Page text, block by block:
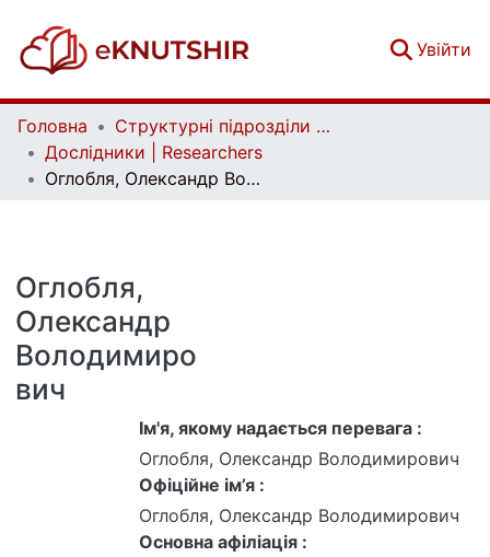
Увійти
Головна
Структурні підрозділи Київського національного університету імені Тараса Шевченка та Організації | Faculties, Institutes and Departments of Taras Shevchenko National University of Kyiv and Organizations
Дослідники | Researchers
Оглобля, Олександр Володимирович
Оглобля,
Олександр
Володимиро
вич
Ім'я, якому надається перевага :
Оглобля, Олександр Володимирович
Офіційне ім’я :
Оглобля, Олександр Володимирович
Основна афіліація :